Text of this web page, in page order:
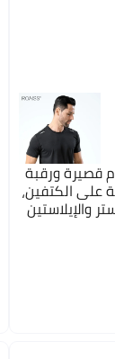
قصيرة ورقبة
على الكتفين،
والإيلاستين
لمسافات